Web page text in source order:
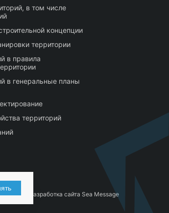
в том числе
концепции
территории
в правила
в генеральные планы
территорий
Разработка сайта Sea Message